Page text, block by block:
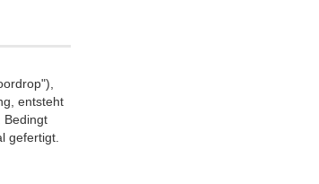
entsteht
Bedingt
gefertigt.